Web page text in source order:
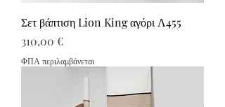
Σετ βάπτιση Lion King αγόρι Λ455
Τιμή
310,00 €
ΦΠΑ περιλαμβάνεται